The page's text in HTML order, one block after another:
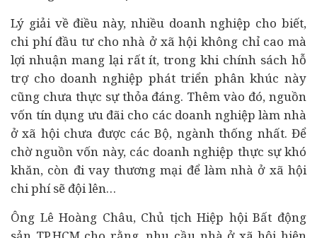
Lý giải về điều này, nhiều doanh nghiệp cho biết,
chi phí đầu tư cho nhà ở xã hội không chỉ cao mà
lợi nhuận mang lại rất ít, trong khi chính sách hỗ
trợ cho doanh nghiệp phát triển phân khúc này
cũng chưa thực sự thỏa đáng. Thêm vào đó, nguồn
vốn tín dụng ưu đãi cho các doanh nghiệp làm nhà
ở xã hội chưa được các Bộ, ngành thống nhất. Để
chờ nguồn vốn này, các doanh nghiệp thực sự khó
khăn, còn đi vay thương mại để làm nhà ở xã hội
chi phí sẽ đội lên…
Ông Lê Hoàng Châu, Chủ tịch Hiệp hội Bất động